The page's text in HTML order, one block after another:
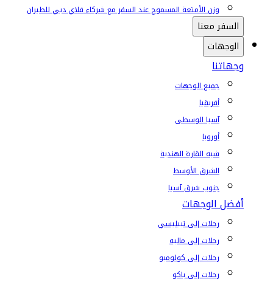
وزن الأمتعة المسموح عند السفر مع شركاء فلاي دبي للطيران
السفر معنا
الوجهات
وجهاتنا
جميع الوجهات
أفريقيا
آسيا الوسطى
أوروبا
شبه القارة الهندية
الشرق الأوسط
جنوب شرق آسيا
أفضل الوجهات
رحلات إلى تبيليسي
رحلات إلى ماليه
رحلات إلى كولومبو
رحلات إلى باكو